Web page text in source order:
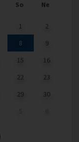
So Ne
1
2
8
9
15
16
22
23
29
30